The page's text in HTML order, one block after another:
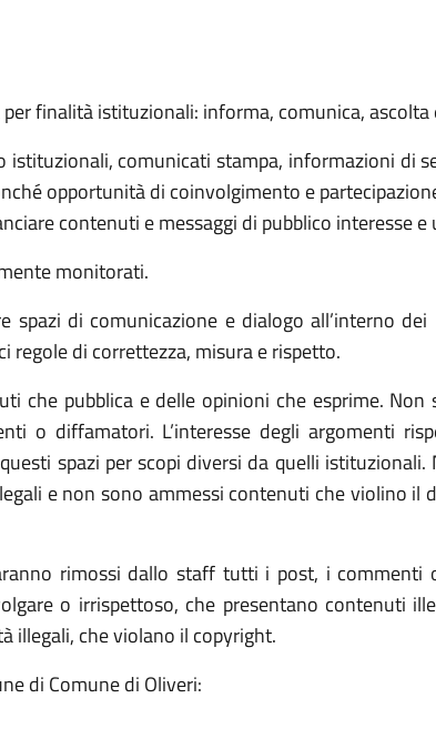
finalità istituzionali: informa, comunica,
comunicati stampa, informazioni di
opportunità di coinvolgimento e
contenuti e messaggi di pubblico interesse
monitorati.
spazi di comunicazione e dialogo all’interno
regole di correttezza, misura e rispetto.
che pubblica e delle opinioni che esprime.
o diffamatori. L’interesse degli argomenti
spazi per scopi diversi da quelli
e non sono ammessi contenuti che violino il
rimossi dallo staff tutti i post, i commenti
o irrispettoso, che presentano contenuti
illegali, che violano il copyright.
di Comune di Oliveri: